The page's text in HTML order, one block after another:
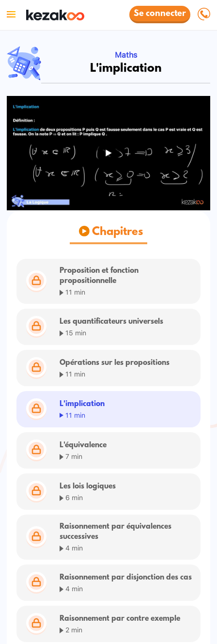
Se connecter
Maths
L'implication
Chapitres
Proposition et fonction
propositionnelle
11 min
Les quantificateurs universels
15 min
Opérations sur les propositions
11 min
L'implication
11 min
L'équivalence
7 min
Les lois logiques
6 min
Raisonnement par équivalences
successives
4 min
Raisonnement par disjonction des cas
4 min
Raisonnement par contre exemple
2 min